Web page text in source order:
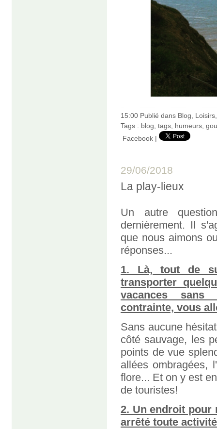
15:00 Publié dans Blog Loisirs
Tags : blog tags humeurs
Facebook |
29/06/2018
La play-lieux
Un autre
dernièrement. Il
que nous aimons
réponses...
1. Là, tout de
transporter
vacances
contrainte, vous
Sans aucune
côté sauvage, les
points de vue
allées ombragées,
flore... Et on y est
de touristes!
2. Un endroit pour
arrêté toute